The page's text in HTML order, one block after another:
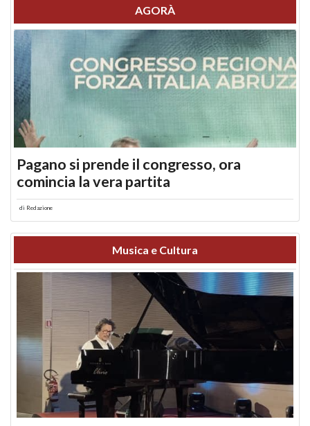
AGORÀ
Pagano si prende il congresso, ora
comincia la vera partita
di Redazione
Musica e Cultura